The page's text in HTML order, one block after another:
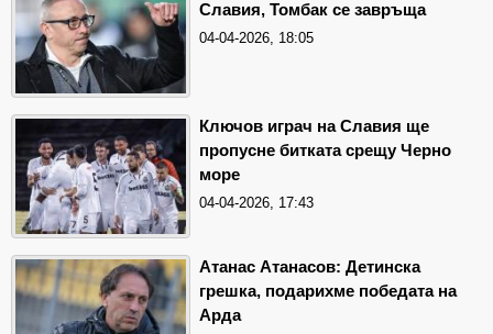
Славия, Томбак се завръща
04-04-2026, 18:05
Ключов играч на Славия ще
пропусне битката срещу Черно
море
04-04-2026, 17:43
Атанас Атанасов: Детинска
грешка, подарихме победата на
Арда